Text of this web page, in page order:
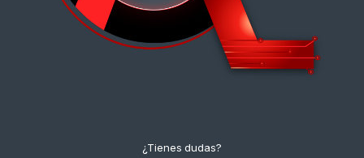
¿Tienes dudas?